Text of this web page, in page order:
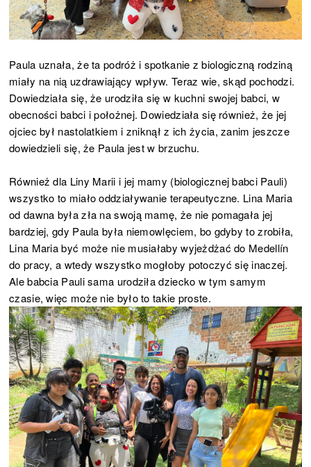
Paula uznała, że ta podróż i spotkanie z biologiczną rodziną
miały na nią uzdrawiający wpływ. Teraz wie, skąd pochodzi.
Dowiedziała się, że urodziła się w kuchni swojej babci, w
obecności babci i położnej. Dowiedziała się również, że jej
ojciec był nastolatkiem i zniknął z ich życia, zanim jeszcze
dowiedzieli się, że Paula jest w brzuchu.
Również dla Liny Marii i jej mamy (biologicznej babci Pauli)
wszystko to miało oddziaływanie terapeutyczne. Lina Maria
od dawna była zła na swoją mamę, że nie pomagała jej
bardziej, gdy Paula była niemowlęciem, bo gdyby to zrobiła,
Lina Maria być może nie musiałaby wyjeżdżać do Medellín
do pracy, a wtedy wszystko mogłoby potoczyć się inaczej.
Ale babcia Pauli sama urodziła dziecko w tym samym
czasie, więc może nie było to takie proste.